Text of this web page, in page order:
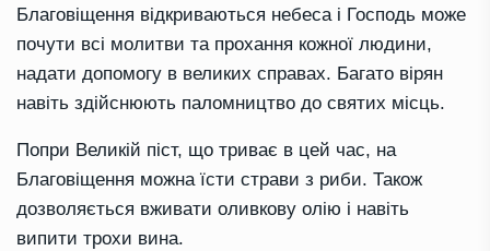
Благовіщення відкриваються небеса і Господь може
почути всі молитви та прохання кожної людини,
надати допомогу в великих справах. Багато вірян
навіть здійснюють паломництво до святих місць.
Попри Великій піст, що триває в цей час, на
Благовіщення можна їсти страви з риби. Також
дозволяється вживати оливкову олію і навіть
випити трохи вина.